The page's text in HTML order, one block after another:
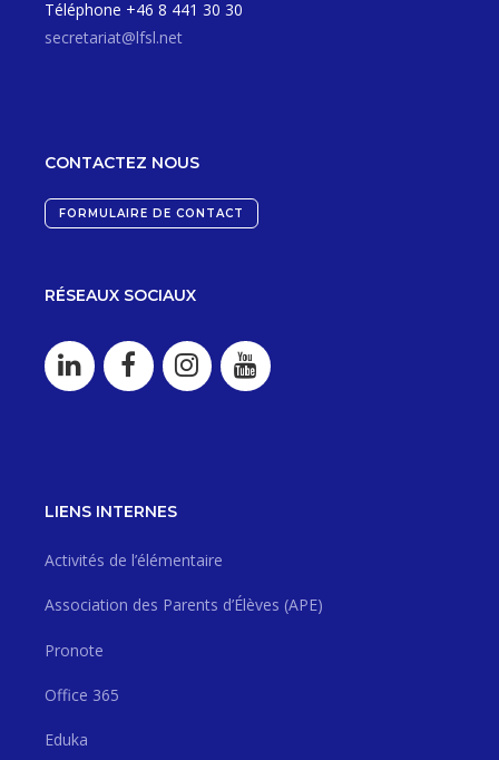
Téléphone +46 8 441 30 30
secretariat@lfsl.net
CONTACTEZ NOUS
FORMULAIRE DE CONTACT
RÉSEAUX SOCIAUX
LIENS INTERNES
Activités de l’élémentaire
Association des Parents d’Élèves (APE)
Pronote
Office 365
Eduka